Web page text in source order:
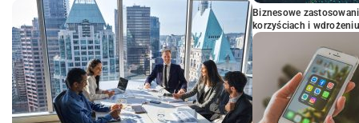
Biznesowe
korzyściach i wdrożeniu